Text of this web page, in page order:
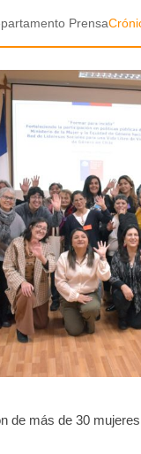
Prensa
de más de 30